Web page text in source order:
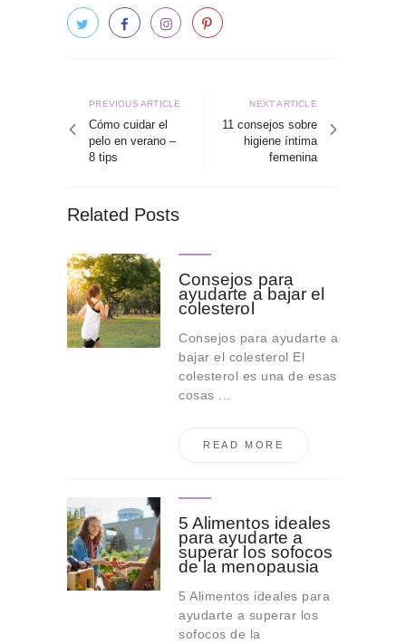
de
entradas
Previous
article
PREVIOUS ARTICLE
Cómo cuidar el
pelo en verano –
8 tips
Next
article
NEXT ARTICLE
11 consejos sobre
higiene íntima
femenina
Related Posts
Consejos para
ayudarte a bajar el
colesterol
Consejos para ayudarte a
bajar el colesterol El
colesterol es una de esas
cosas ...
READ MORE
5 Alimentos ideales
para ayudarte a
superar los sofocos
de la menopausia
5 Alimentos ideales para
ayudarte a superar los
sofocos de la